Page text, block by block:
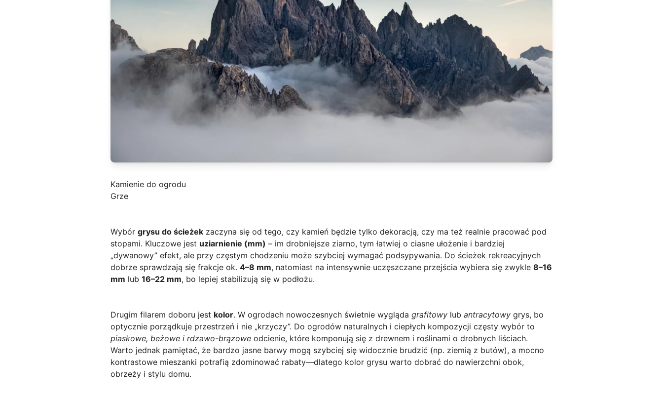
Kamienie do ogrodu
Grze
Wybór grysu do ścieżek zaczyna się od tego, czy kamień będzie tylko dekoracją, czy ma też realnie pracować pod
stopami. Kluczowe jest uziarnienie (mm) – im drobniejsze ziarno, tym łatwiej o ciasne ułożenie i bardziej
„dywanowy” efekt, ale przy częstym chodzeniu może szybciej wymagać podsypywania. Do ścieżek rekreacyjnych
dobrze sprawdzają się frakcje ok. 4–8 mm, natomiast na intensywnie uczęszczane przejścia wybiera się zwykle 8–16
mm lub 16–22 mm, bo lepiej stabilizują się w podłożu.
Drugim filarem doboru jest kolor. W ogrodach nowoczesnych świetnie wygląda grafitowy lub antracytowy grys, bo
optycznie porządkuje przestrzeń i nie „krzyczy”. Do ogrodów naturalnych i ciepłych kompozycji częsty wybór to
piaskowe, beżowe i rdzawo-brązowe odcienie, które komponują się z drewnem i roślinami o drobnych liściach.
Warto jednak pamiętać, że bardzo jasne barwy mogą szybciej się widocznie brudzić (np. ziemią z butów), a mocno
kontrastowe mieszanki potrafią zdominować rabaty—dlatego kolor grysu warto dobrać do nawierzchni obok,
obrzeży i stylu domu.